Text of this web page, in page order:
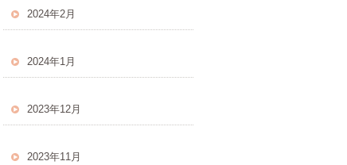
2024年2月
2024年1月
2023年12月
2023年11月